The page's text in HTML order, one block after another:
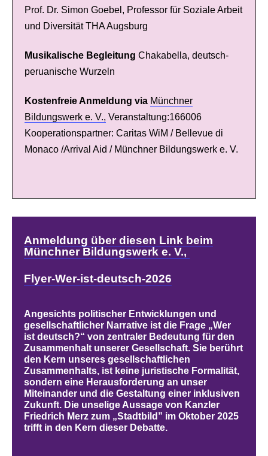
Prof. Dr. Simon Goebel, Professor für Soziale Arbeit
und Diversität THA Augsburg
Musikalische BegleitungChakabella, deutsch-
peruanische Wurzeln
Kostenfreie Anmeldung via Münchner
Bildungswerk e. V., Veranstaltung:166006
Kooperationspartner: Caritas WiM / Bellevue di
Monaco /Arrival Aid / Münchner Bildungswerk e. V.
Anmeldung über diesen Link beim
Münchner Bildungswerk e. V.,
Flyer-Wer-ist-deutsch-2026
Angesichts politischer Entwicklungen und
gesellschaftlicher Narrative ist die Frage „Wer
ist deutsch?“ von zentraler Bedeutung für den
Zusammenhalt unserer Gesellschaft. Sie berührt
den Kern unseres gesellschaftlichen
Zusammenhalts, ist keine juristische Formalität,
sondern eine Herausforderung an unser
Miteinander und die Gestaltung einer inklusiven
Zukunft. Die unselige Aussage von Kanzler
Friedrich Merz zum „Stadtbild” im Oktober 2025
trifft in den Kern dieser Debatte.